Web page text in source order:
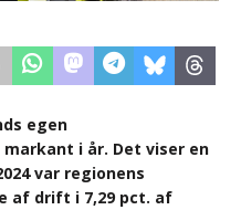
egen
i år. Det viser en
var regionens
af drift i 7,29 pct. af